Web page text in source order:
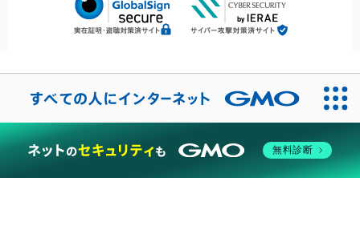
無料診断